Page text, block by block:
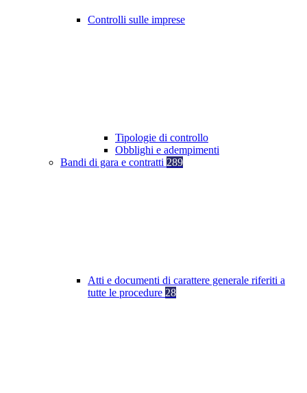
Controlli sulle imprese
Tipologie di controllo
Obblighi e adempimenti
Bandi di gara e contratti 289
Atti e documenti di carattere generale riferiti a
tutte le procedure 28